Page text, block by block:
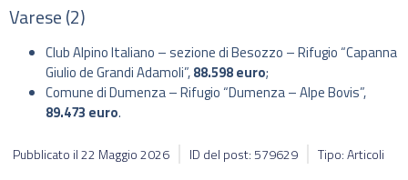
Varese (2)
Club Alpino Italiano – sezione di Besozzo – Rifugio “Capanna
Giulio de Grandi Adamoli”,88.598 euro;
Comune di Dumenza – Rifugio “Dumenza – Alpe Bovis”,
89.473 euro.
Pubblicato il22 Maggio 2026 ID del post: 579629 Tipo: Articoli